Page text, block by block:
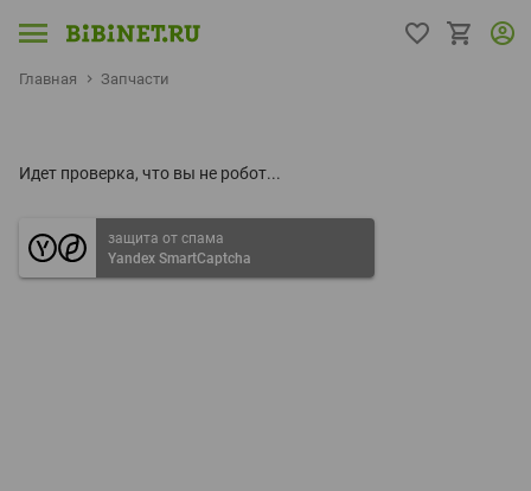
Главная Запчасти
Идет проверка, что вы не робот...
защита от спама
Yandex SmartCaptcha